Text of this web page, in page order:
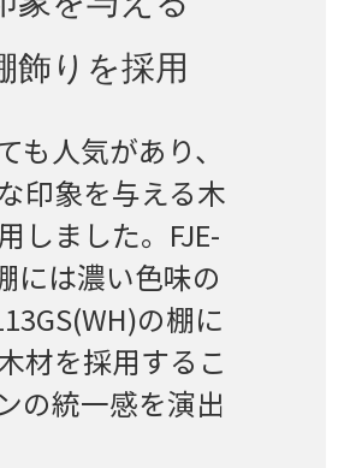
飾りを採用
も人気があり、
印象を与える木
しました。FJE-
には濃い色味の
の棚に
材を採用するこ
の統一感を演出